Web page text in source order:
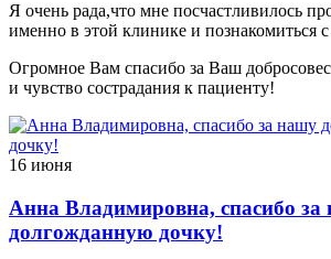
Я очень рада,что мне посчастливилось
именно в этой клинике и познакомиться
Огромное Вам спасибо за Ваш
и чувство сострадания к пациенту!
16 июня
Анна Владимировна, спасибо за
долгожданную дочку!